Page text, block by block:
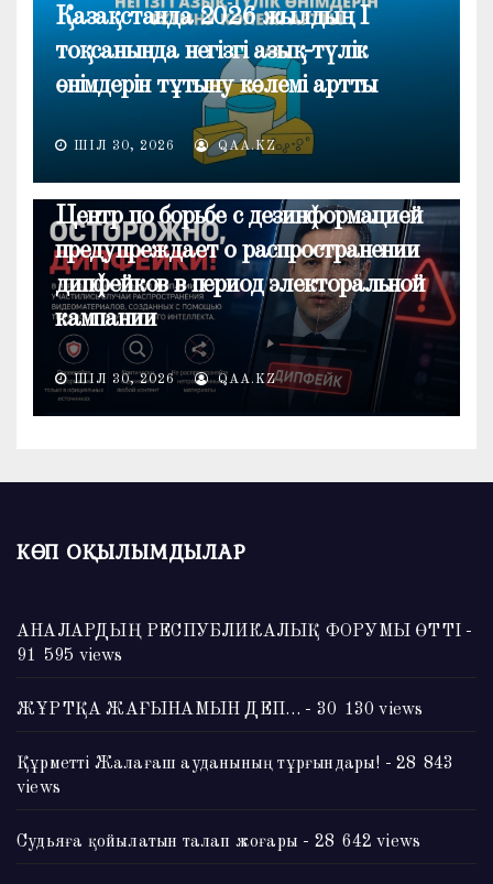
Қазақстанда 2026 жылдың I
тоқсанында негізгі азық-түлік
өнімдерін тұтыну көлемі артты
ШІЛ 30, 2026 QAA.KZ
ОБЩЕСТВО
Центр по борьбе с дезинформацией
предупреждает о распространении
дипфейков в период электоральной
кампании
ШІЛ 30, 2026 QAA.KZ
КӨП ОҚЫЛЫМДЫЛАР
АНАЛАРДЫҢ РЕСПУБЛИКАЛЫҚ ФОРУМЫ ӨТТІ -
91 595 views
ЖҰРТҚА ЖАҒЫНАМЫН ДЕП… - 30 130 views
Құрметті Жалағаш ауданының тұрғындары! - 28 843
views
Судьяға қойылатын талап жоғары - 28 642 views